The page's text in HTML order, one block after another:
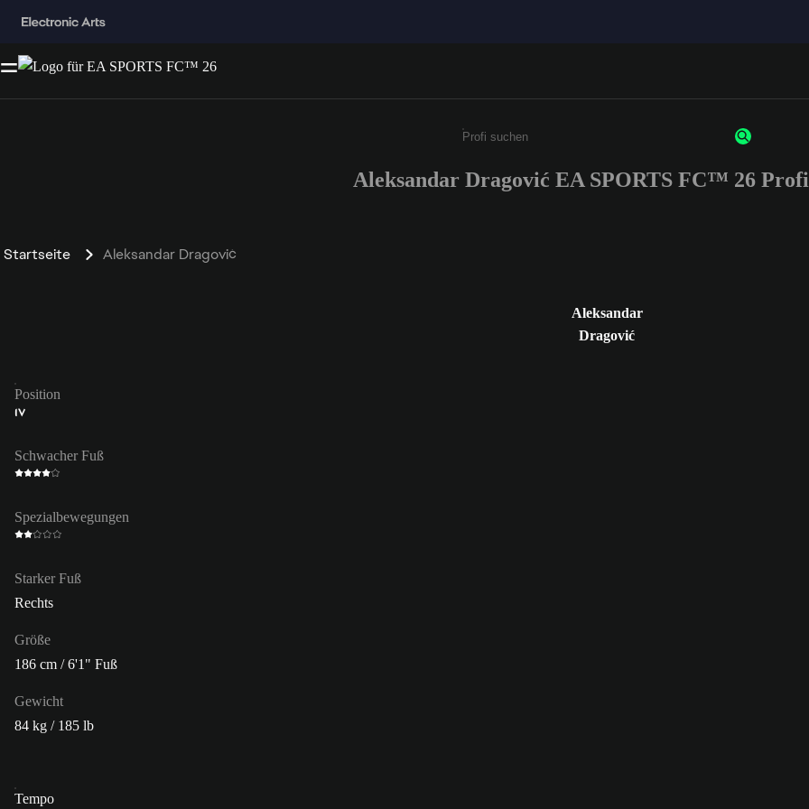
Gib mindestens 3 Zeichen oder Ziffern ein
Aleksandar Dragović EA SPORTS FC™ 26
Startseite Aleksandar Dragović
Aleksandar
Dragović
Position
IV
Schwacher Fuß
Spezialbewegungen
Starker Fuß
Rechts
Größe
186 cm / 6'1" Fuß
Gewicht
84 kg / 185 lb
Tempo